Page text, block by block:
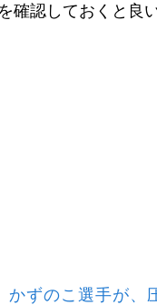
確認しておくと良
かずのこ選手が、